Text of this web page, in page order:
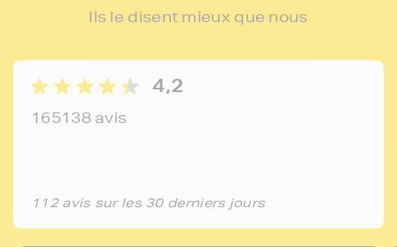
Ils le disent mieux que nous
4,2
165138 avis
112 avis sur les 30 derniers jours